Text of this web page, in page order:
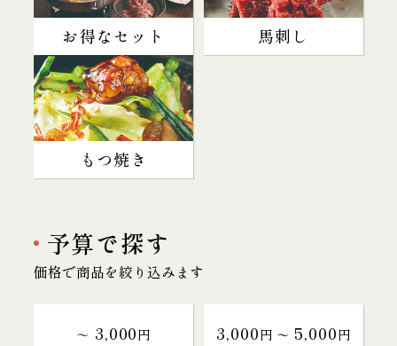
お得なセット 馬刺し
もつ焼き
予算で探す
価格で商品を絞り込みます
～ 3,000円 3,000円 〜 5,000円